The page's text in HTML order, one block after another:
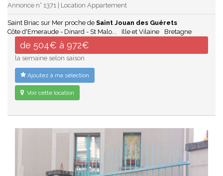
Annonce n° 1371 | Location Appartement
Saint Briac sur Mer proche de Saint Jouan des Guérets
Côte d'Emeraude - Dinard - St Malo...
Ille et Vilaine Bretagne
de 504€ à 972€
la semaine selon saison
Ajoutez à ma sélection
Voir cette location